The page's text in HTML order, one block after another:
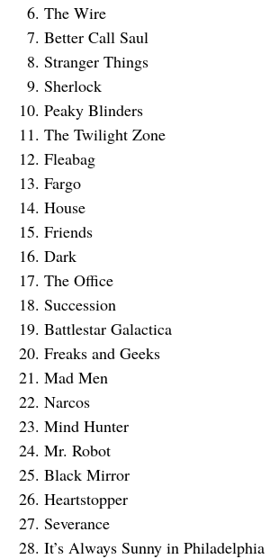
The Wire
Better Call Saul
Stranger Things
Sherlock
Peaky Blinders
The Twilight Zone
Fleabag
Fargo
House
Friends
Dark
The Office
Succession
Battlestar Galactica
Freaks and Geeks
Mad Men
Narcos
Mind Hunter
Mr. Robot
Black Mirror
Heartstopper
Severance
It’s Always Sunny in Philadelphia